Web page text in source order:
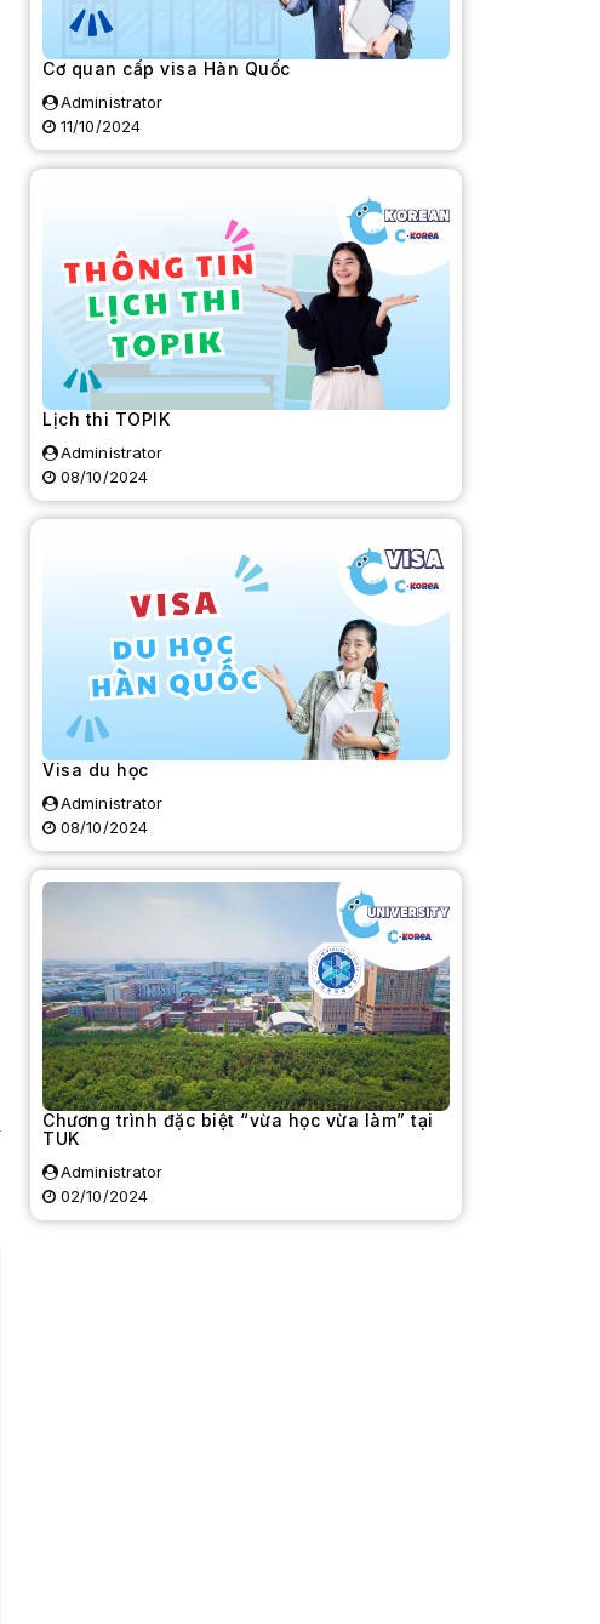
Cơ quan cấp visa Hàn Quốc
Administrator
11/10/2024
Lịch thi TOPIK
Administrator
08/10/2024
Visa du học
Administrator
08/10/2024
Chương trình đặc biệt “vừa học vừa làm” tại
TUK
Administrator
02/10/2024